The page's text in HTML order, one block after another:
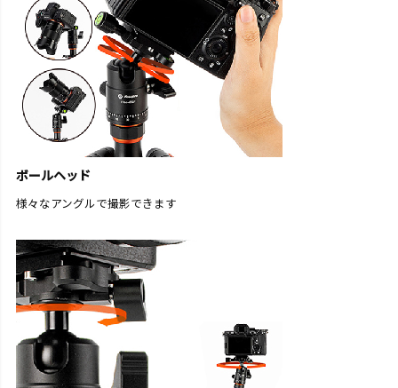
ボールヘッド
様々なアングルで撮影できます